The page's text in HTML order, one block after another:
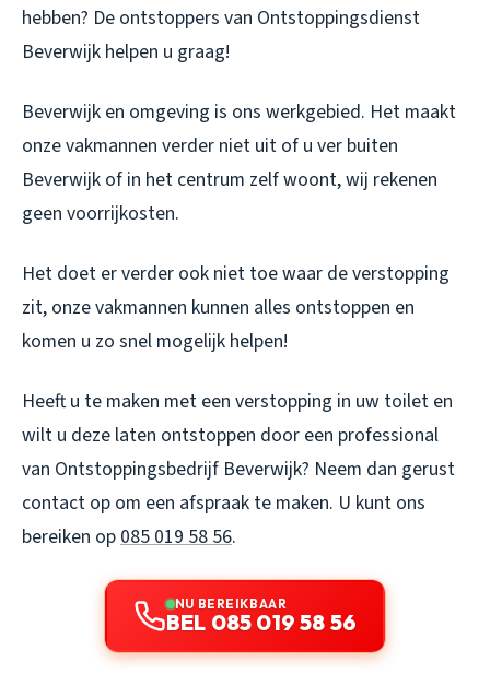
hebben? De ontstoppers van Ontstoppingsdienst
Beverwijk helpen u graag!
Beverwijk en omgeving is ons werkgebied. Het maakt
onze vakmannen verder niet uit of u ver buiten
Beverwijk of in het centrum zelf woont, wij rekenen
geen voorrijkosten.
Het doet er verder ook niet toe waar de verstopping
zit, onze vakmannen kunnen alles ontstoppen en
komen u zo snel mogelijk helpen!
Heeft u te maken met een verstopping in uw toilet en
wilt u deze laten ontstoppen door een professional
van Ontstoppingsbedrijf Beverwijk? Neem dan gerust
contact op om een afspraak te maken. U kunt ons
bereiken op085 019 58 56.
NU BEREIKBAAR
BEL 085 019 58 56